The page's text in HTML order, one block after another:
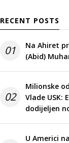
RECENT POSTS
01
Na Ahiret
(Abid)
02
Milionske
Vlade USK:
dodijeljen
U Americi